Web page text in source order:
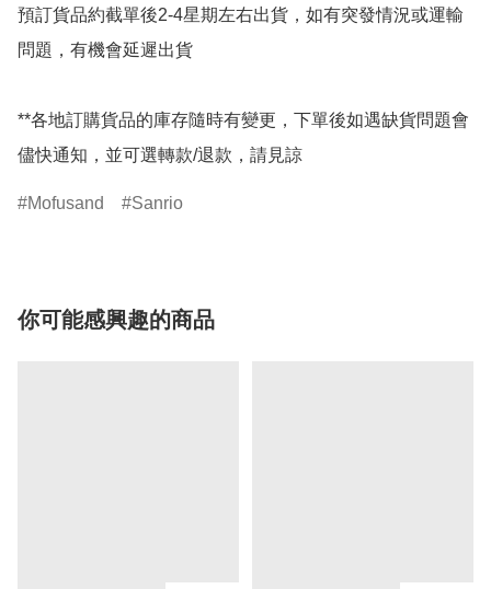
預訂貨品約截單後2-4星期左右出貨，如有突發情況或運輸
問題，有機會延遲出貨
**各地訂購貨品的庫存隨時有變更，下單後如遇缺貨問題會
儘快通知，並可選轉款/退款，請見諒
Mofusand Sanrio
你可能感興趣的商品